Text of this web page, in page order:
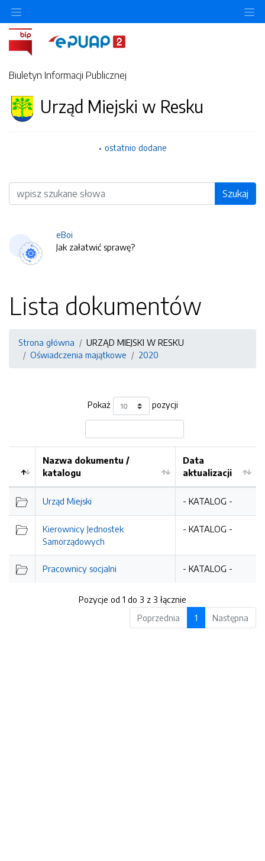
Biuletyn Informacji Publicznej
Urząd Miejski w Resku
ostatnio dodane
Wyszukiwarka Szukaj
eBoi
Jak załatwić sprawę?
Lista dokumentów
Strona główna
URZĄD MIEJSKI W RESKU
Oświadczenia majątkowe
2020
Pokaż pozycji
Nazwa dokumentu /
katalogu
Data
aktualizacji
Urząd Miejski - KATALOG -
Kierownicy Jednostek
Samorządowych
- KATALOG -
Pracownicy socjalni - KATALOG -
Pozycje od 1 do 3 z 3 łącznie
Poprzednia
1 Następna